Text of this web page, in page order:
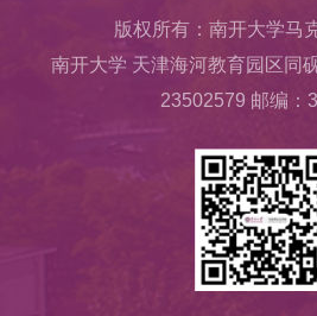
版权所有：南开大学马
南开大学 天津海河教育园区同
23502579 邮编：